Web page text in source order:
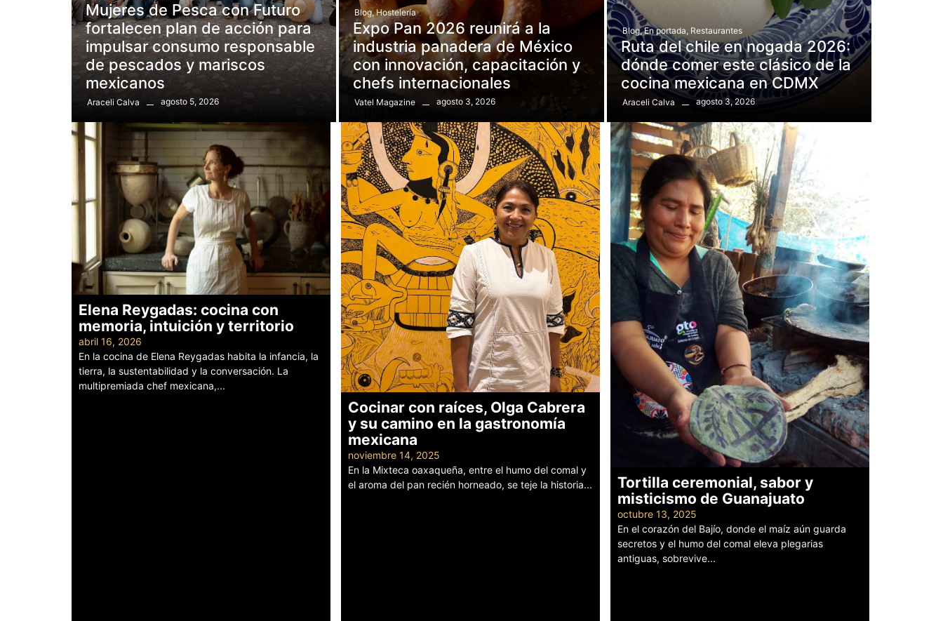
Mujeres de Pesca con Futuro
fortalecen plan de acción para
impulsar consumo responsable
de pescados y mariscos
mexicanos
Araceli Calva agosto 5, 2026
Blog, Hostelería
Expo Pan 2026 reunirá a la
industria panadera de México
con innovación, capacitación y
chefs internacionales
Vatel Magazine agosto 3, 2026
Blog, En portada, Restaurantes
Ruta del chile en nogada 2026:
dónde comer este clásico de la
cocina mexicana en CDMX
Araceli Calva agosto 3, 2026
Elena Reygadas: cocina con
memoria, intuición y territorio
abril 16, 2026
En la cocina de Elena Reygadas habita la infancia, la
tierra, la sustentabilidad y la conversación. La
multipremiada chef mexicana,...
Cocinar con raíces, Olga Cabrera
y su camino en la gastronomía
mexicana
noviembre 14, 2025
En la Mixteca oaxaqueña, entre el humo del comal y
el aroma del pan recién horneado, se teje la historia...
Tortilla ceremonial, sabor y
misticismo de Guanajuato
octubre 13, 2025
En el corazón del Bajío, donde el maíz aún guarda
secretos y el humo del comal eleva plegarias
antiguas, sobrevive...